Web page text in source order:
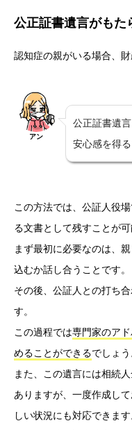
公正証書遺言がもた
認知症の親がいる場合、
アン
公正証書遺
安心感を得る
この方法では、公証人役
る文書として残すことが可
まず最初に必要なのは、
込むか話し合うことです。
その後、公証人との打ち
す。
この過程では専門家のア
めることができるでしょう
また、この遺言には相続
ありますが、一度作成し
しい状況にも対応できます